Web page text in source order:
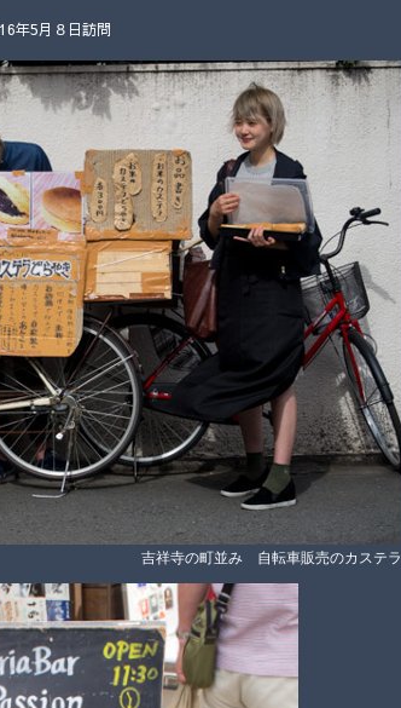
年5月８日訪問
吉祥寺の町並み 自転車販売のカステラ